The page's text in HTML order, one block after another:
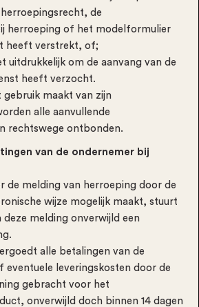
de
herroeping of het modelformulier
heeft verstrekt, of;
uitdrukkelijk om de aanvang van de
heeft verzocht.
gebruik maakt van zijn
alle aanvullende
rechtswege ontbonden.
van de ondernemer bij
de melding van herroeping door de
wijze mogelijk maakt, stuurt
deze melding onverwijld een
alle betalingen van de
eventuele leveringskosten door de
gebracht voor het
onverwijld doch binnen 14 dagen